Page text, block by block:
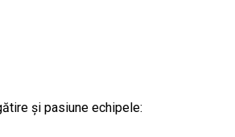
și pasiune echipele: